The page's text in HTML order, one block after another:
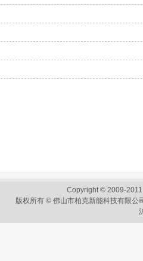
Copyright © 2009-
版权所有 © 佛山市柏克新能科技有限